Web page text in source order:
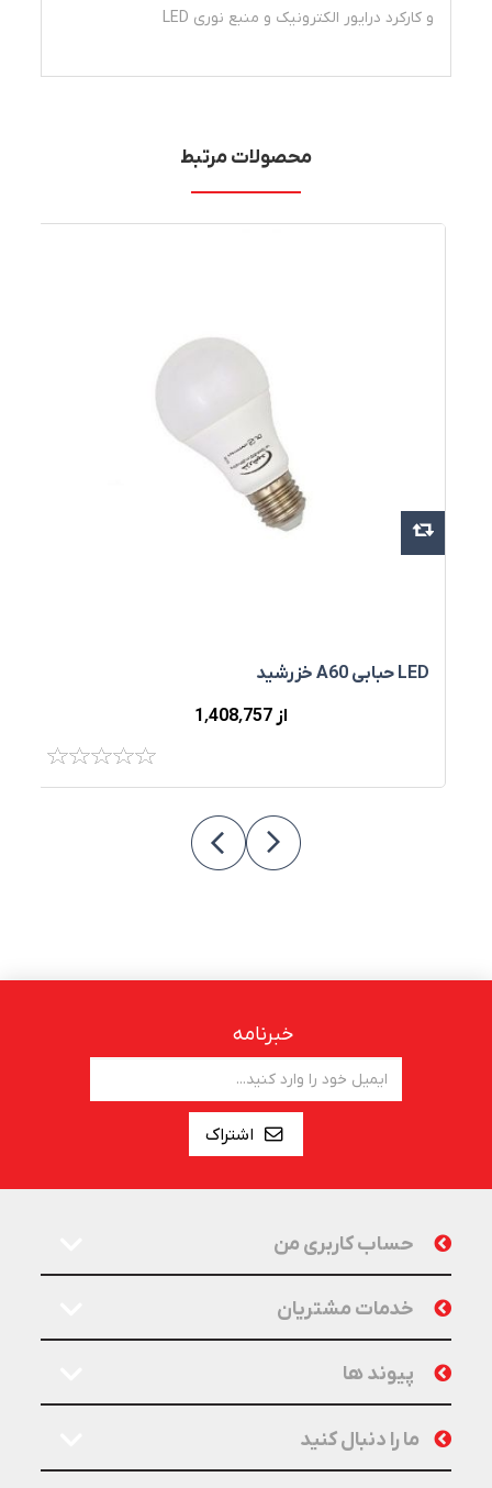
و کارکرد درایور الکترونیک و منبع نوری LED
محصولات مرتبط
LED حبابی A60 خزرشید
از 1٬408٬757
خبرنامه
اشتراک
حساب کاربری من
خدمات مشتریان
پیوند ها
ما را دنبال کنید